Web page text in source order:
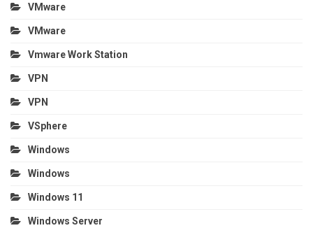
VMware
VMware
Vmware Work Station
VPN
VPN
VSphere
Windows
Windows
Windows 11
Windows Server